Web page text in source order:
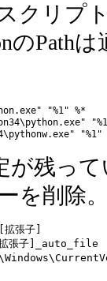
クリプ
のPath
"%1" %*
"%1"
が残っ
を削除
張子]
拡張子]_auto_file